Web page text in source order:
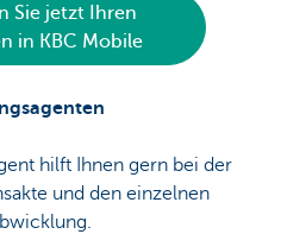
Sie jetzt Ihren
in KBC Mobile
hilft Ihnen gern bei der
und den einzelnen